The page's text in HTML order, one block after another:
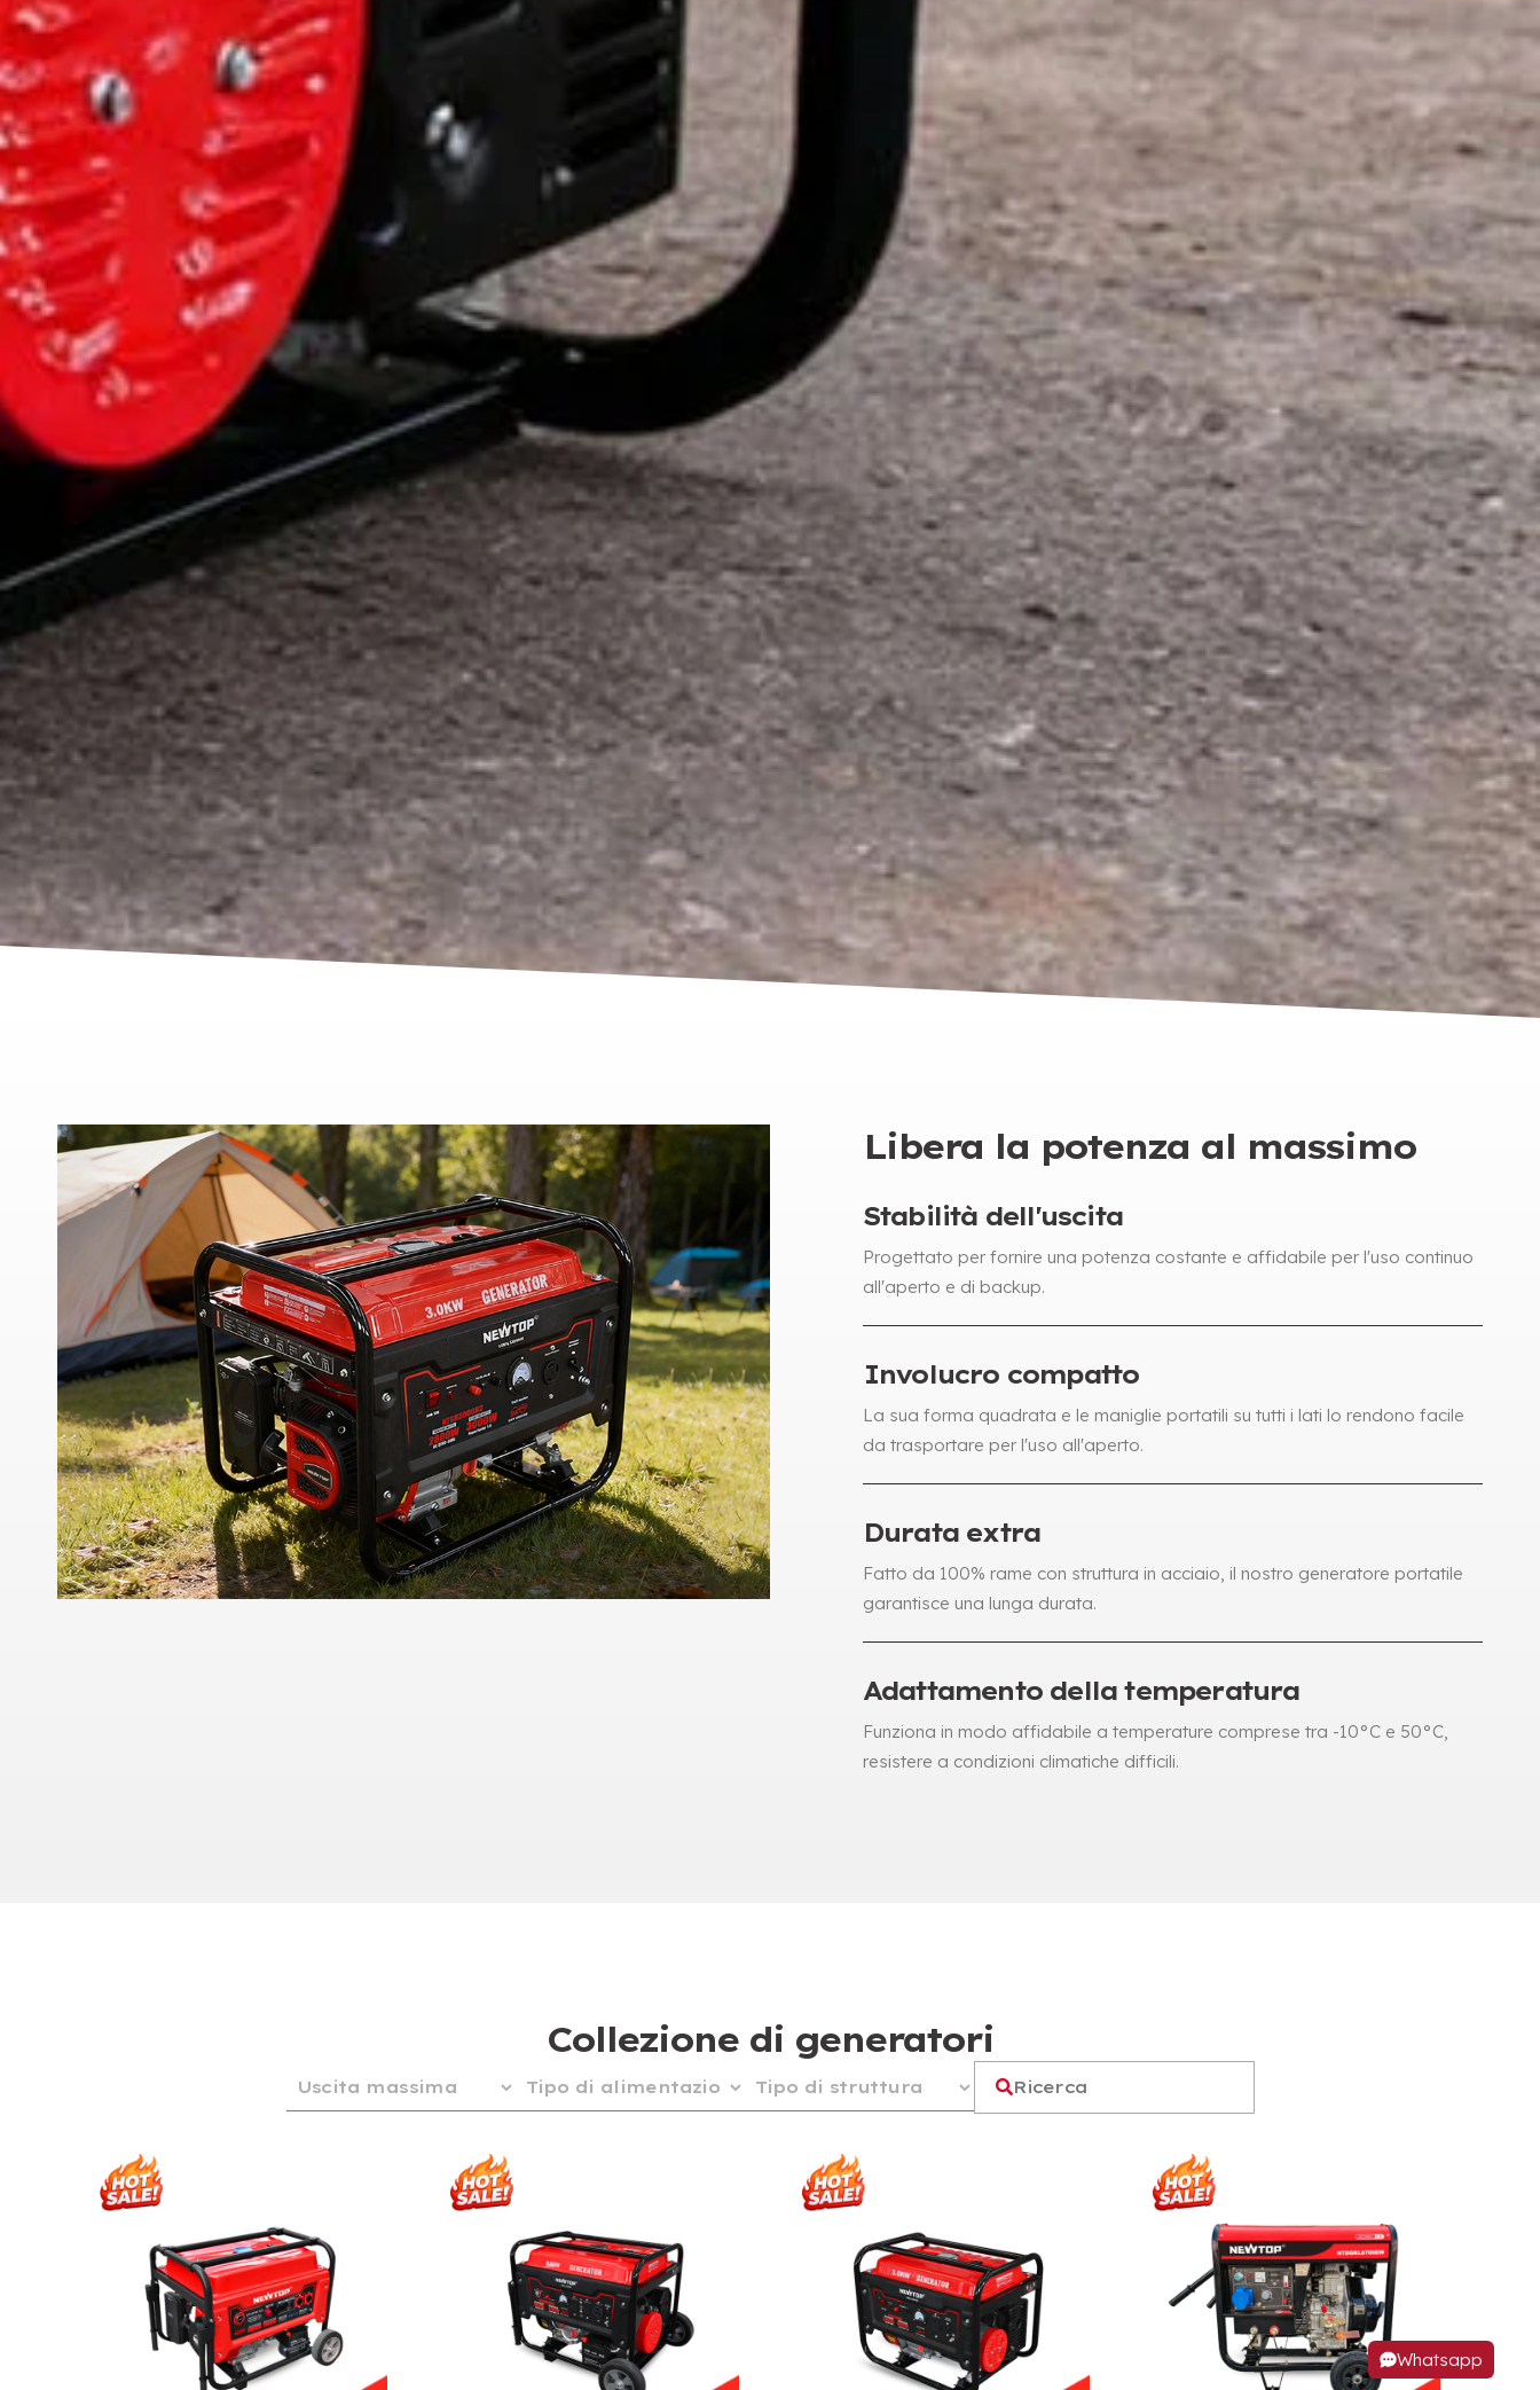
Libera la potenza al massimo
Stabilità dell'uscita
Progettato per fornire una potenza costante e affidabile per l'uso continuo
all'aperto e di backup.
Involucro compatto
La sua forma quadrata e le maniglie portatili su tutti i lati lo rendono facile
da trasportare per l'uso all'aperto.
Durata extra
Fatto da 100% rame con struttura in acciaio, il nostro generatore portatile
garantisce una lunga durata.
Adattamento della temperatura
Funziona in modo affidabile a temperature comprese tra -10°C e 50°C,
resistere a condizioni climatiche difficili.
Collezione di generatori
Whatsapp